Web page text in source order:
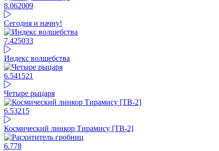
8.062009
Сегодня и начну!
7.425033
Индекс волшебства
6.541521
Четыре рыцаря
6.53215
Космический линкор Тирамису [ТВ-2]
6.778